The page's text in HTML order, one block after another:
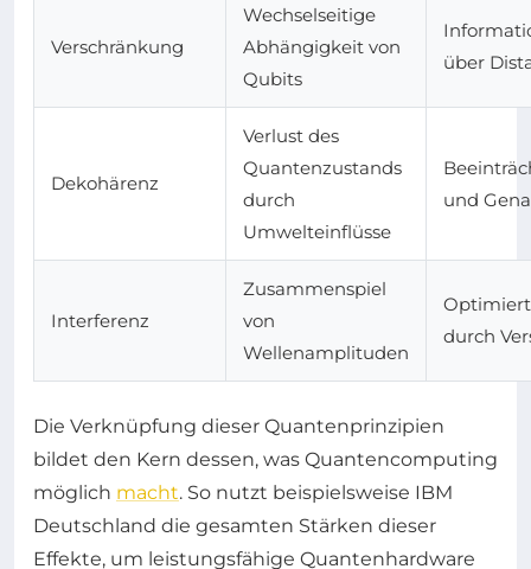
Verschränkung
Wechselseitige
Abhängigkeit von
Qubits
über
Dekohärenz
Verlust des
Quantenzustands
durch
Umwelteinflüsse
und
Interferenz
Zusammenspiel
von
Wellenamplituden
durch
Die Verknüpfung dieser Quantenprinzipien
bildet den Kern dessen, was Quantencomputing
möglich macht. So nutzt beispielsweise IBM
Deutschland die gesamten Stärken dieser
Effekte, um leistungsfähige Quantenhardware